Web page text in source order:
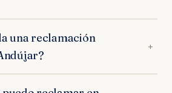
exclusivamente a éxito:
a resultados. Sin
sin cuotas mensuales.
una reclamación
+